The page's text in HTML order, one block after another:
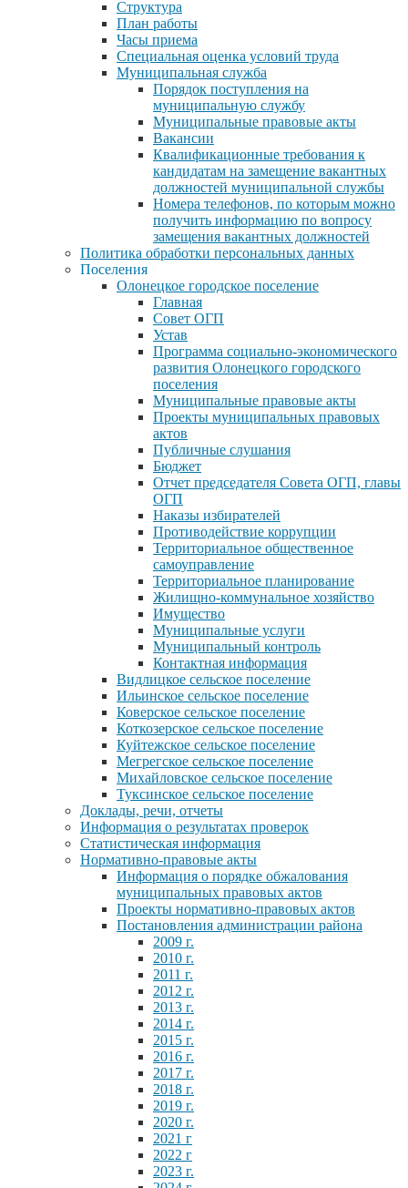
Структура
План работы
Часы приема
Специальная оценка условий труда
Муниципальная служба
Порядок поступления на
муниципальную службу
Муниципальные правовые акты
Вакансии
Квалификационные требования к
кандидатам на замещение вакантных
должностей муниципальной службы
Номера телефонов, по которым можно
получить информацию по вопросу
замещения вакантных должностей
Политика обработки персональных данных
Поселения
Олонецкое городское поселение
Главная
Совет ОГП
Устав
Программа социально-экономического
развития Олонецкого городского
поселения
Муниципальные правовые акты
Проекты муниципальных правовых
актов
Публичные слушания
Бюджет
Отчет председателя Совета ОГП, главы
ОГП
Наказы избирателей
Противодействие коррупции
Территориальное общественное
самоуправление
Территориальное планирование
Жилищно-коммунальное хозяйство
Имущество
Муниципальные услуги
Муниципальный контроль
Контактная информация
Видлицкое сельское поселение
Ильинское сельское поселение
Коверское сельское поселение
Коткозерское сельское поселение
Куйтежское сельское поселение
Мегрегское сельское поселение
Михайловское сельское поселение
Туксинское сельское поселение
Доклады, речи, отчеты
Информация о результатах проверок
Статистическая информация
Нормативно-правовые акты
Информация о порядке обжалования
муниципальных правовых актов
Проекты нормативно-правовых актов
Постановления администрации района
2009 г.
2010 г.
2011 г.
2012 г.
2013 г.
2014 г.
2015 г.
2016 г.
2017 г.
2018 г.
2019 г.
2020 г.
2021 г
2022 г
2023 г.